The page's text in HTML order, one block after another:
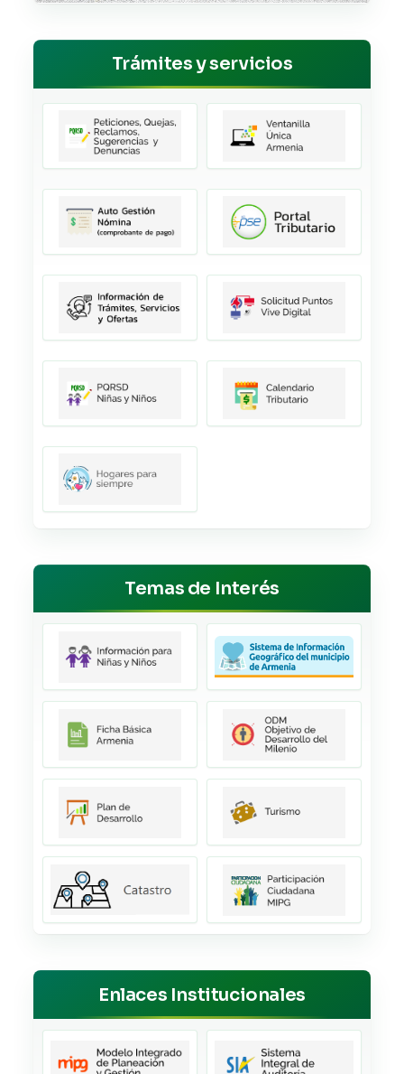
Trámites y servicios
Temas de Interés
Enlaces Institucionales